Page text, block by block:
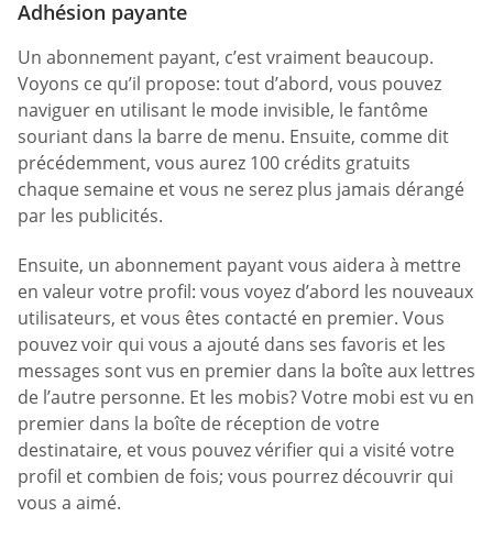
Adhésion payante
Un abonnement payant, c’est vraiment beaucoup.
Voyons ce qu’il propose: tout d’abord, vous pouvez
naviguer en utilisant le mode invisible, le fantôme
souriant dans la barre de menu. Ensuite, comme dit
précédemment, vous aurez 100 crédits gratuits
chaque semaine et vous ne serez plus jamais dérangé
par les publicités.
Ensuite, un abonnement payant vous aidera à mettre
en valeur votre profil: vous voyez d’abord les nouveaux
utilisateurs, et vous êtes contacté en premier. Vous
pouvez voir qui vous a ajouté dans ses favoris et les
messages sont vus en premier dans la boîte aux lettres
de l’autre personne. Et les mobis? Votre mobi est vu en
premier dans la boîte de réception de votre
destinataire, et vous pouvez vérifier qui a visité votre
profil et combien de fois; vous pourrez découvrir qui
vous a aimé.